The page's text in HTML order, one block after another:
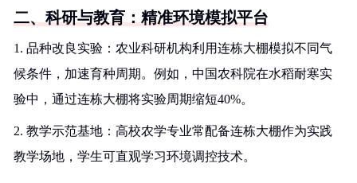
二、科研与教育：精准环境模拟平台
1. 品种改良实验：农业科研机构利用连栋大棚模拟不同气
候条件，加速育种周期。例如，中国农科院在水稻耐寒实
验中，通过连栋大棚将实验周期缩短40%。
2. 教学示范基地：高校农学专业常配备连栋大棚作为实践
教学场地，学生可直观学习环境调控技术。